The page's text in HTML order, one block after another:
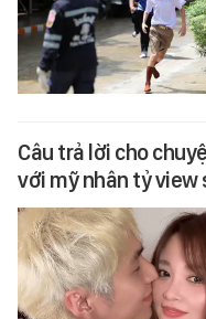
Câu trả lời cho
với mỹ nhân tỷ view